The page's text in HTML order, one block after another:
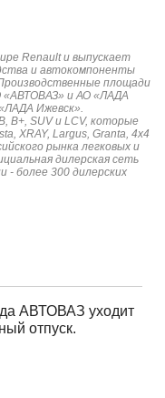
Renault и выпускает
и автокомпоненты
площади
«АВТОВАЗ» и АО «ЛАДА
Ижевск».
В+, SUV и LCV, которые
XRAY, Largus, Granta, 4x4
рынка легковых и
дилерская сеть
- более 300 дилерских
АВТОВАЗ уходит
отпуск.